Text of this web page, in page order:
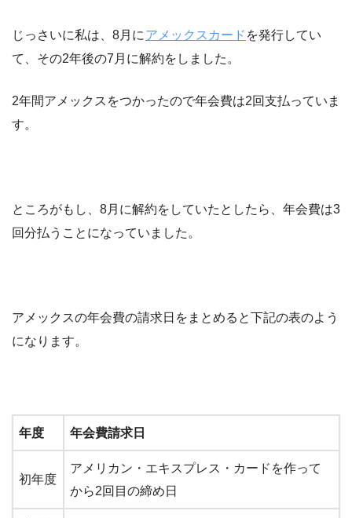
じっさいに私は、8月に アメックスカード を発行してい
て、その2年後の7月に解約をしました。
2年間アメックスをつかったので年会費は2回支払っていま
す。
ところがもし、8月に解約をしていたとしたら、年会費は3
回分払うことになっていました。
アメックスの年会費の請求日をまとめると下記の表のよう
になります。
年度 年会費請求日
初年度
アメリカン・エキスプレス・カードを作って
から2回目の締め日